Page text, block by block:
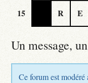
15 R E
Un message,
Ce forum est